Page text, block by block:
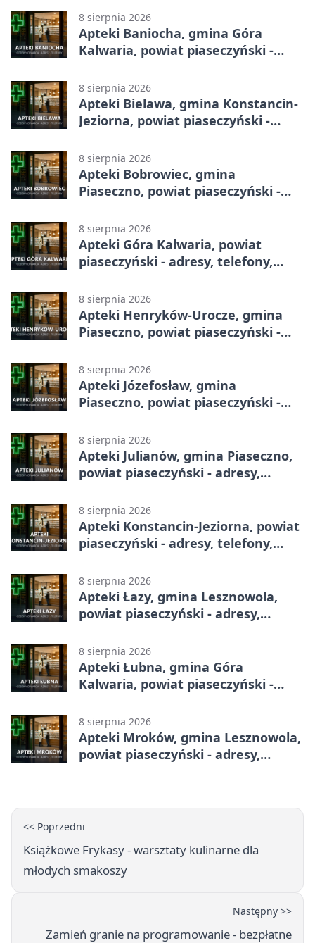
8 sierpnia 2026
Apteki Baniocha, gmina Góra
Kalwaria, powiat piaseczyński -
8 sierpnia 2026
Apteki Bielawa, gmina Konstancin-
Jeziorna, powiat piaseczyński -
8 sierpnia 2026
Apteki Bobrowiec, gmina
Piaseczno, powiat piaseczyński -
8 sierpnia 2026
Apteki Góra Kalwaria, powiat
piaseczyński - adresy, telefony,
8 sierpnia 2026
Apteki Henryków-Urocze, gmina
Piaseczno, powiat piaseczyński -
8 sierpnia 2026
Apteki Józefosław, gmina
Piaseczno, powiat piaseczyński -
8 sierpnia 2026
Apteki Julianów, gmina Piaseczno,
powiat piaseczyński - adresy,
8 sierpnia 2026
Apteki Konstancin-Jeziorna, powiat
piaseczyński - adresy, telefony,
8 sierpnia 2026
Apteki Łazy, gmina Lesznowola,
powiat piaseczyński - adresy,
8 sierpnia 2026
Apteki Łubna, gmina Góra
Kalwaria, powiat piaseczyński -
8 sierpnia 2026
Apteki Mroków, gmina Lesznowola,
powiat piaseczyński - adresy,
<< Poprzedni
Książkowe Frykasy - warsztaty kulinarne dla
młodych smakoszy
Następny >>
Zamień granie na programowanie - bezpłatne